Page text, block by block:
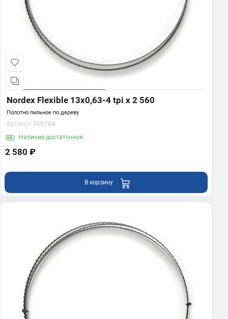
Nordex Flexible 13х0,63-4 tpi x 2 560
Полотно пильное по дереву
Артикул: PP018A
Наличие достаточное
2 580 ₽
В корзину